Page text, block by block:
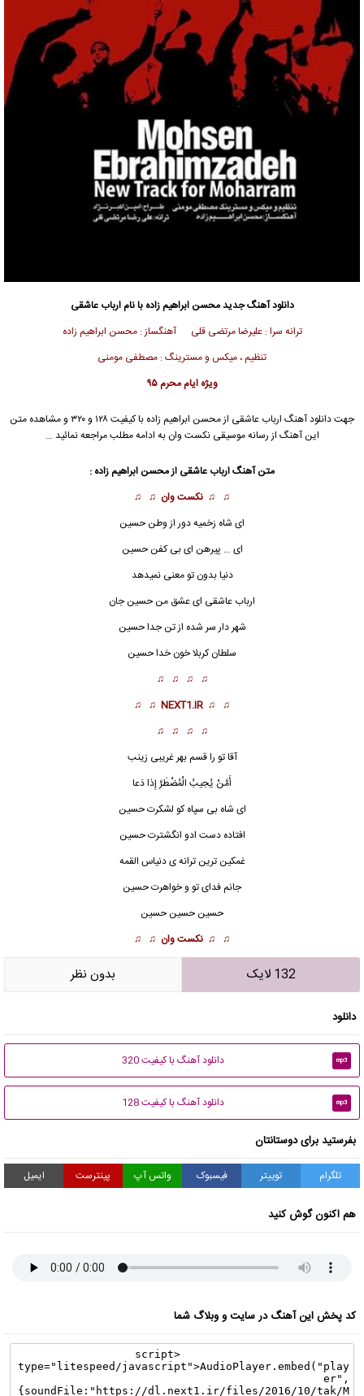
دانلود آهنگ جدیدمحسن ابراهیم زاده با نام ارباب عاشقی
ترانه سرا : علیرضا مرتضی قلی آهنگساز : محسن ابراهیم زاده
تنظیم ، میکس و مسترینگ : مصطفی مومنی
ویژه ایام محرم ۹۵
جهت دانلود آهنگ ارباب عاشقی ازمحسن ابراهیم زاده
با کیفیت ۱۲۸ و ۳۲۰ و مشاهده متن
این آهنگ از رسانه موسیقی نکست وان به ادامه مطلب مراجعه نمائید …
متن آهنگ ارباب عاشقی ازمحسن ابراهیم زاده :
♫ ♫ نکست وان ♫ ♫
ای شاه زخمیه دور از وطن حسین
ای … پیرهن ای بی کفن حسین
دنیا بدون تو معنی نمیدهد
ارباب عاشقی ای عشق من حسین جان
شهر دار سر شده از تن جدا حسین
سلطان کربلا خون خدا حسین
♫ ♫ ♫ ♫
♫ ♫
NEXT1.IR
♫ ♫
♫ ♫ ♫ ♫
آقا تو را قسم بهر غریبی زینب
أَمَّنْ یُجیبُ الْمُضْطَرَّ إِذا دَعا
ای شاه بی سپاه کو لشکرت حسین
افتاده دست ادو انگشترت حسین
غمکین ترین ترانه ی دنیاس القمه
جانم فدای تو و خواهرت حسین
حسین حسین حسین
♫ ♫ نکست وان ♫ ♫
132 لایک بدون نظر
دانلود
mp3 دانلود آهنگ با کیفیت 320
mp3 دانلود آهنگ با کیفیت 128
بفرستید برای دوستانتان
تلگرام توییتر فیسبوک واتس آپ پینترست ایمیل
هم اکنون گوش کنید
کد پخش این آهنگ در سایت و وبلاگ شما